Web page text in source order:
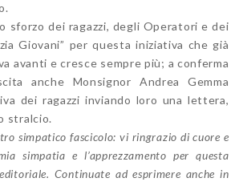
sforzo dei ragazzi, degli Operatori e dei
Giovani” per questa iniziativa che già
avanti e cresce sempre più; a conferma
anche Monsignor Andrea Gemma
dei ragazzi inviando loro una lettera,
stralcio.
simpatico fascicolo: vi ringrazio di cuore e
simpatia e l’apprezzamento per questa
Continuate ad esprimere anche in